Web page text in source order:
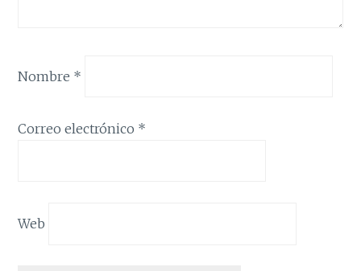
Nombre *
Correo electrónico *
Web